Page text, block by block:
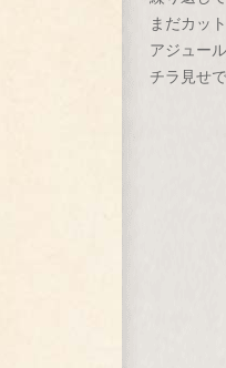
まだカッ
アジュー
チラ見せ